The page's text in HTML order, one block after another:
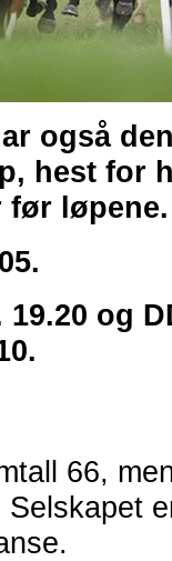
også
hest for
før løpene.
19.20 og
66,